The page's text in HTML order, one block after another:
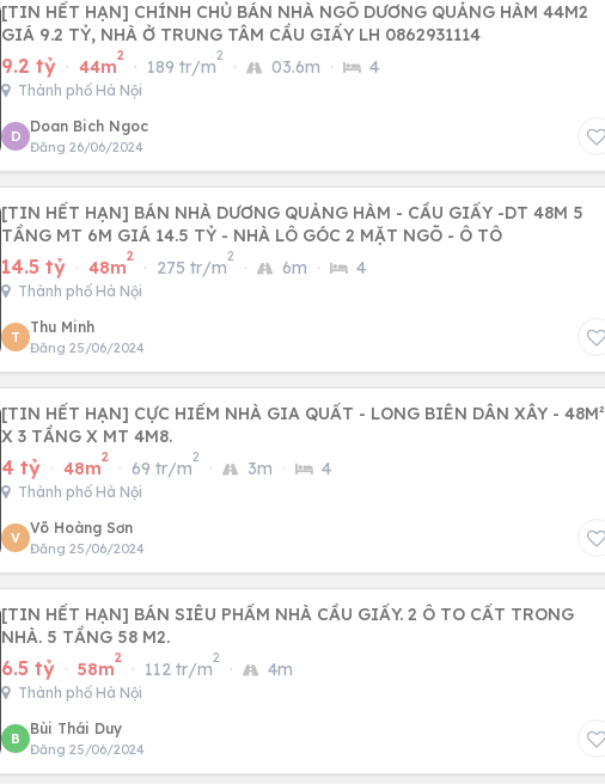
[TIN HẾT HẠN] CHÍNH CHỦ BÁN NHÀ NGÕ DƯƠNG QUẢNG HÀM 44M2
GIÁ 9.2 TỶ, NHÀ Ở TRUNG TÂM CẦU GIẤY LH 0862931114
9.2 tỷ · 44m
2
· 189 tr/m
2
· 03.6m · 4
Thành phố Hà Nội
D
Doan Bich Ngoc
Đăng 26/06/2024
[TIN HẾT HẠN] BÁN NHÀ DƯƠNG QUẢNG HÀM - CẦU GIẤY -DT 48M 5
TẦNG MT 6M GIÁ 14.5 TỶ - NHÀ LÔ GÓC 2 MẶT NGÕ - Ô TÔ
14.5 tỷ · 48m
2
· 275 tr/m
2
· 6m · 4
Thành phố Hà Nội
T
Thu Minh
Đăng 25/06/2024
[TIN HẾT HẠN] CỰC HIẾM NHÀ GIA QUẤT - LONG BIÊN DÂN XÂY - 48M²
X 3 TẦNG X MT 4M8.
4 tỷ · 48m
2
· 69 tr/m
2
· 3m · 4
Thành phố Hà Nội
V
Võ Hoàng Sơn
Đăng 25/06/2024
[TIN HẾT HẠN] BÁN SIÊU PHẨM NHÀ CẦU GIẤY. 2 Ô TO CẤT TRONG
NHÀ. 5 TẦNG 58 M2.
6.5 tỷ · 58m
2
· 112 tr/m
2
· 4m
Thành phố Hà Nội
B
Bùi Thái Duy
Đăng 25/06/2024